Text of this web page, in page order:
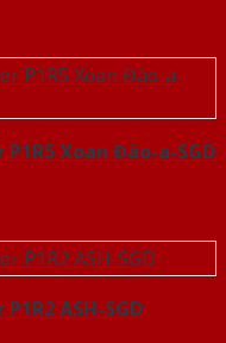
P1R5 Xoan Đào-a-SGD
ASH-SGD